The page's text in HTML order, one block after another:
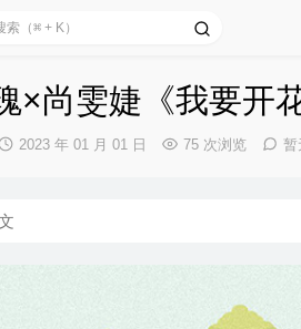
×尚雯婕《我要开花
发
2023 年 01 月 01 日 75 次浏览 暂